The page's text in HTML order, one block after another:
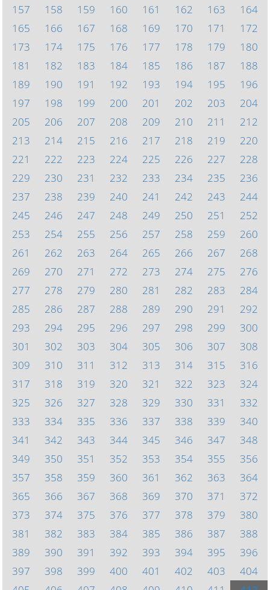
157
158 159 160 161 162 163
164
165
166 167 168 169 170 171
172
173
174 175 176 177 178 179
180
181
182 183 184 185 186 187
188
189
190 191 192 193 194 195
196
197
198 199 200 201 202 203
204
205
206 207 208 209 210 211
212
213
214 215 216 217 218 219
220
221
222 223 224 225 226 227
228
229
230 231 232 233 234 235
236
237
238 239 240 241 242 243
244
245
246 247 248 249 250 251
252
253
254 255 256 257 258 259
260
261
262 263 264 265 266 267
268
269
270 271 272 273 274 275
276
277
278 279 280 281 282 283
284
285
286 287 288 289 290 291
292
293
294 295 296 297 298 299
300
301
302 303 304 305 306 307
308
309
310 311 312 313 314 315
316
317
318 319 320 321 322 323
324
325
326 327 328 329 330 331
332
333
334 335 336 337 338 339
340
341
342 343 344 345 346 347
348
349
350 351 352 353 354 355
356
357
358 359 360 361 362 363
364
365
366 367 368 369 370 371
372
373
374 375 376 377 378 379
380
381
382 383 384 385 386 387
388
389
390 391 392 393 394 395
396
397
398 399 400 401 402 403
404